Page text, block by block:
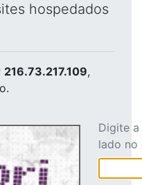
hospedados
216.73.217.109,
Digite
lado no